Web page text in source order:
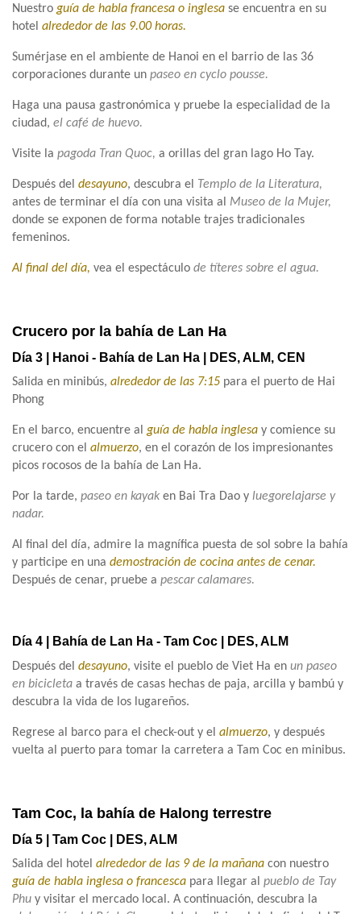
Nuestro guía de habla francesa o inglesa se encuentra en su
hotel alrededor de las 9.00 horas.
Sumérjase en el ambiente de Hanoi en el barrio de las 36
corporaciones durante un paseo en cyclo pousse.
Haga una pausa gastronómica y pruebe la especialidad de la
ciudad, el café de huevo.
Visite la pagoda Tran Quoc, a orillas del gran lago Ho Tay.
Después del desayuno, descubra el
Templo de la Literatura,
antes de terminar el día con una visita al Museo de la Mujer,
donde se exponen de forma notable trajes tradicionales
femeninos.
Al final del día, vea el espectáculo de títeres sobre el agua.
Crucero por la bahía de Lan Ha
Día 3 | Hanoi - Bahía de Lan Ha | DES, ALM, CEN
Salida en minibús, alrededor de las 7:15 para el puerto de Hai
Phong
En el barco, encuentre al guía de habla inglesa y comience su
crucero con el almuerzo, en el corazón de los impresionantes
picos rocosos de la bahía de Lan Ha.
Por la tarde, paseo en kayak en Bai Tra Dao y luegorelajarse y
nadar.
Al final del día, admire la magnífica puesta de sol sobre la bahía
y participe en una demostración de cocina antes de cenar.
Después de cenar, pruebe a pescar calamares.
Día 4 | Bahía de Lan Ha - Tam Coc | DES, ALM
Después del desayuno, visite el pueblo de Viet Ha en un paseo
en bicicleta a través de casas hechas de paja, arcilla y bambú y
descubra la vida de los lugareños.
Regrese al barco para el check-out y el almuerzo, y después
vuelta al puerto para tomar la carretera a Tam Coc en minibus.
Tam Coc, la bahía de Halong terrestre
Día 5 | Tam Coc | DES, ALM
Salida del hotel alrededor de las 9 de la mañana con nuestro
guía de habla inglesa o francesca para llegar al pueblo de Tay
Phu y visitar el mercado local. A continuación, descubra la